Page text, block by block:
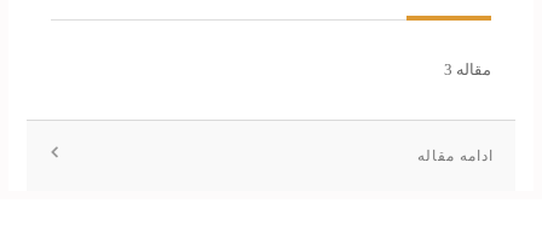
مقاله 3
ادامه مقاله